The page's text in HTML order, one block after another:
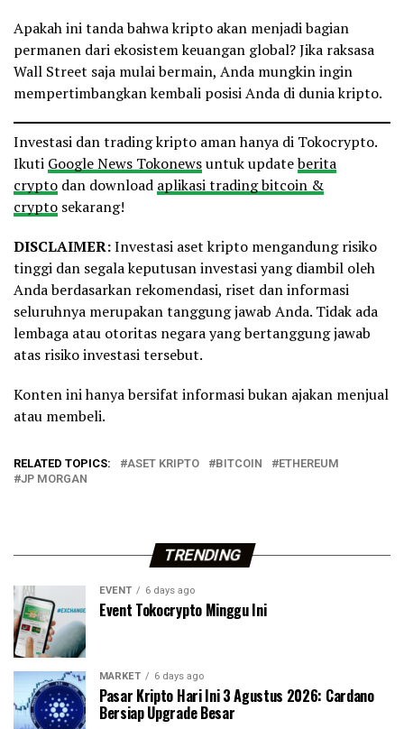
Apakah ini tanda bahwa kripto akan menjadi bagian
permanen dari ekosistem keuangan global? Jika raksasa
Wall Street saja mulai bermain, Anda mungkin ingin
mempertimbangkan kembali posisi Anda di dunia kripto.
Investasi dan trading kripto aman hanya di Tokocrypto.
Ikuti Google News Tokonewsuntuk updateberita
crypto dan download aplikasi trading bitcoin &
crypto sekarang!
DISCLAIMER:Investasi aset kripto mengandung risiko
tinggi dan segala keputusan investasi yang diambil oleh
Anda berdasarkan rekomendasi, riset dan informasi
seluruhnya merupakan tanggung jawab Anda. Tidak ada
lembaga atau otoritas negara yang bertanggung jawab
atas risiko investasi tersebut.
Konten ini hanya bersifat informasi bukan ajakan menjual
atau membeli.
RELATED TOPICS: ASET KRIPTO BITCOIN
ETHEREUM
JP MORGAN
TRENDING
EVENT 6 days ago
Event Tokocrypto Minggu Ini
MARKET 6 days ago
Pasar Kripto Hari Ini 3 Agustus 2026: Cardano
Bersiap Upgrade Besar